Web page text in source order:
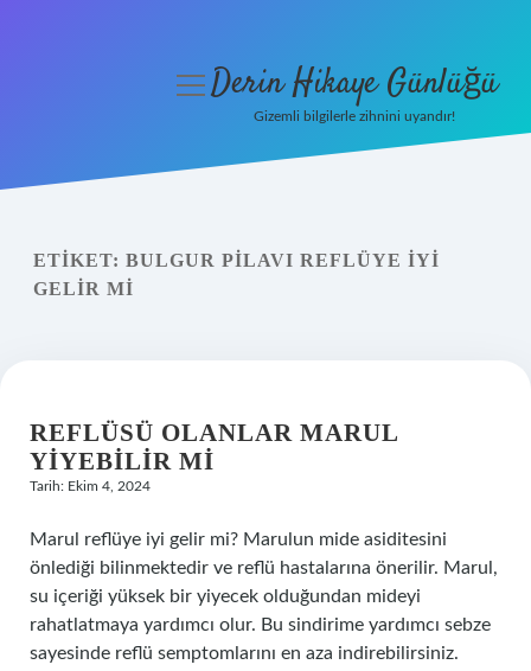
Yasal Uyarı
menüyüDerin Hikaye Günlüğü
Gizemli bilgilerle zihnini uyandır!
ETIKET: BULGUR PILAVI REFLÜYE IYI
GELIR MI
REFLÜSÜ OLANLAR MARUL
YIYEBILIR MI
Tarih: Ekim 4, 2024
Marul reflüye iyi gelir mi? Marulun mide asiditesini
önlediği bilinmektedir ve reflü hastalarına önerilir. Marul,
su içeriği yüksek bir yiyecek olduğundan mideyi
rahatlatmaya yardımcı olur. Bu sindirime yardımcı sebze
sayesinde reflü semptomlarını en aza indirebilirsiniz.